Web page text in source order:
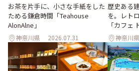
お茶を片手に、小さな手紙をした
ためる鎌倉時間「Teahouse
AlonAlne」
神奈川県 2026.07.31
歴史ある
を。レト
「カフェ
神奈川県